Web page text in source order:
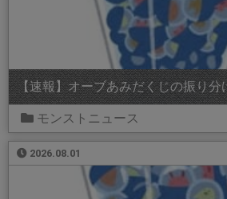
【速報】オーブあみだくじの振り分
モンストニュース
2026.08.01